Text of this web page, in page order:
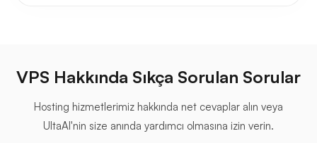
VPS Hakkında Sıkça Sorulan Sorular
Hosting hizmetlerimiz hakkında net cevaplar alın veya
UltaAI'nin size anında yardımcı olmasına izin verin.